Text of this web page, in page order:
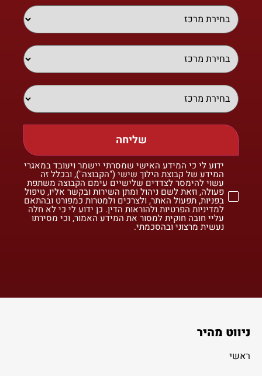
שליחה
ידוע לי כי המידע האישי שמסרתי יישמר ויעובד במאגרי
המידע של קבוצת הילוך שישי ("הקבוצה"), ובכלל זה
עשוי להימסר לצדדים שלישיים עימם הקבוצה משתפת
פעולה, וזאת לשם ניהול ומתן השירות ובקשר אליו, טיפול
בפניות, תפעול האתר, ולצרכים ולמטרות כמפורט ובהתאם
למדיניות הפרטיות ולהוראות הדין. כן ידוע לי כי לא חלה
עליי חובה חוקית למסור את המידע האמור, וכי מסירתו
נעשית מרצוני ובהסכמתי.
ניווט מהיר
ראשי